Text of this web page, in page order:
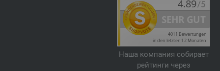
Наша компания собирает
рейтинги через